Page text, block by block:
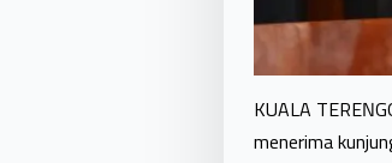
KUALA
menerima